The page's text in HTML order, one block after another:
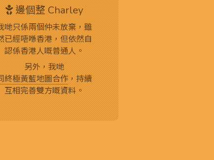
邊個整 Charley
哋只係兩個仲未放棄，雖
已經唔喺香港，但依然自
認係香港人嘅普通人。
另外，我哋
終極黃藍地圖合作，持續
互相完善雙方嘅資料。